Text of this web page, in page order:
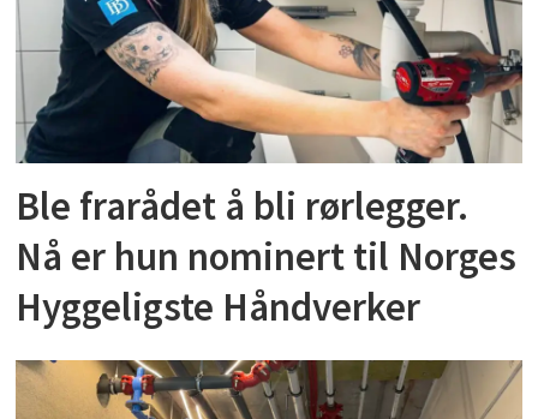
Ble frarådet å bli rørlegger.
Nå er hun nominert til Norges
Hyggeligste Håndverker